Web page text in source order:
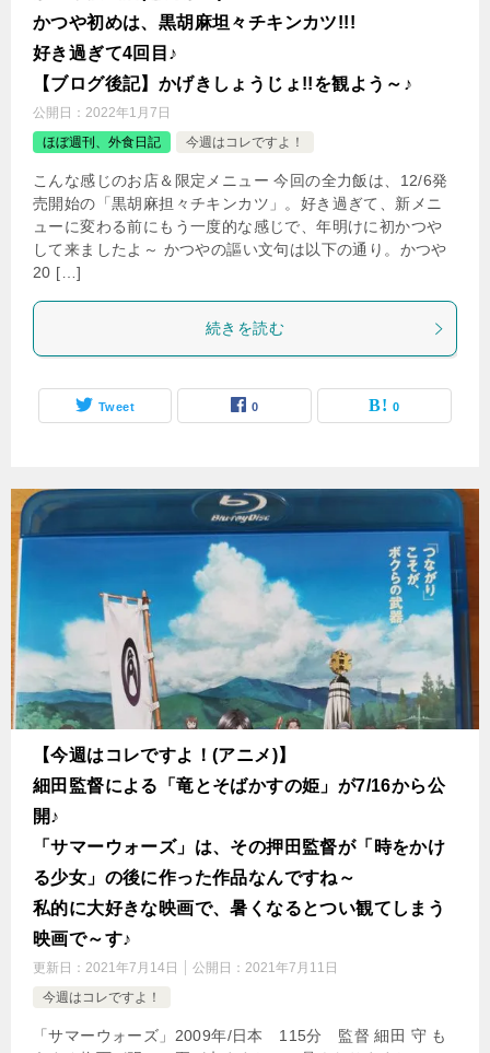
かつや初めは、黒胡麻坦々チキンカツ!!!
好き過ぎて4回目♪
【ブログ後記】かげきしょうじょ!!を観よう～♪
公開日： 2022年1月7日
ほぼ週刊、外食日記
今週はコレですよ！
こんな感じのお店＆限定メニュー 今回の全力飯は、12/6発
売開始の「黒胡麻担々チキンカツ」。好き過ぎて、新メニ
ューに変わる前にもう一度的な感じで、年明けに初かつや
して来ましたよ～ かつやの謳い文句は以下の通り。かつや
20 […]
続きを読む
Tweet 0 0
【今週はコレですよ！(アニメ)】
細田監督による「竜とそばかすの姫」が7/16から公
開♪
「サマーウォーズ」は、その押田監督が「時をかけ
る少女」の後に作った作品なんですね～
私的に大好きな映画で、暑くなるとつい観てしまう
映画で～す♪
更新日： 2021年7月14日 公開日： 2021年7月11日
今週はコレですよ！
「サマーウォーズ」2009年/日本 115分 監督 細田 守 も